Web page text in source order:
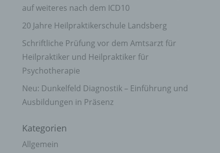
auf weiteres nach dem ICD10
20 Jahre Heilpraktikerschule Landsberg
Schriftliche Prüfung vor dem Amtsarzt für
Heilpraktiker und Heilpraktiker für
Psychotherapie
Neu: Dunkelfeld Diagnostik – Einführung und
Ausbildungen in Präsenz
Kategorien
Allgemein